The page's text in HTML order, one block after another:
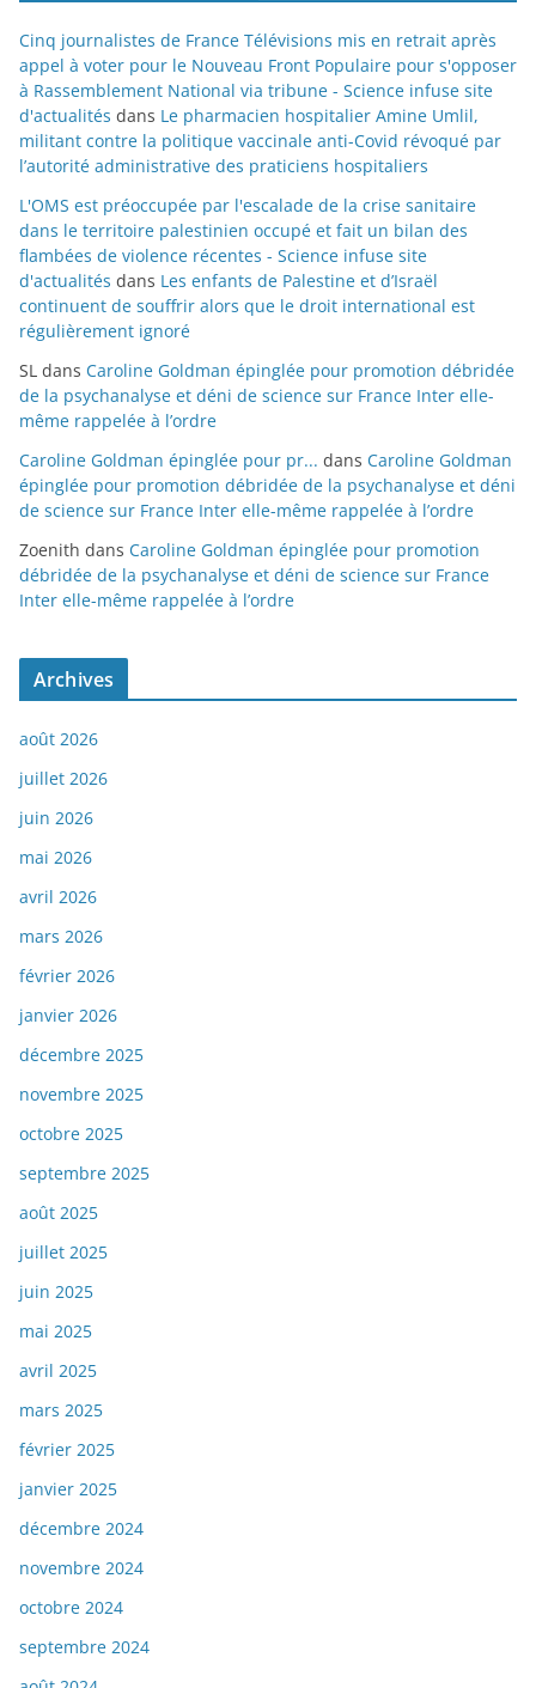
Cinq journalistes de France Télévisions mis en retrait après
appel à voter pour le Nouveau Front Populaire pour s'opposer
à Rassemblement National via tribune - Science infuse site
d'actualités dans Le pharmacien hospitalier Amine Umlil,
militant contre la politique vaccinale anti-Covid révoqué par
l’autorité administrative des praticiens hospitaliers
L'OMS est préoccupée par l'escalade de la crise sanitaire
dans le territoire palestinien occupé et fait un bilan des
flambées de violence récentes - Science infuse site
d'actualités dans Les enfants de Palestine et d’Israël
continuent de souffrir alors que le droit international est
régulièrement ignoré
SL dans Caroline Goldman épinglée pour promotion débridée
de la psychanalyse et déni de science sur France Inter elle-
même rappelée à l’ordre
Caroline Goldman épinglée pour pr... dans Caroline Goldman
épinglée pour promotion débridée de la psychanalyse et déni
de science sur France Inter elle-même rappelée à l’ordre
Zoenith dans Caroline Goldman épinglée pour promotion
débridée de la psychanalyse et déni de science sur France
Inter elle-même rappelée à l’ordre
Archives
août 2026
juillet 2026
juin 2026
mai 2026
avril 2026
mars 2026
février 2026
janvier 2026
décembre 2025
novembre 2025
octobre 2025
septembre 2025
août 2025
juillet 2025
juin 2025
mai 2025
avril 2025
mars 2025
février 2025
janvier 2025
décembre 2024
novembre 2024
octobre 2024
septembre 2024